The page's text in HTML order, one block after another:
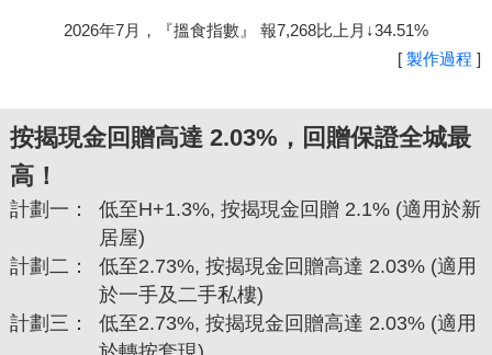
2026年7月，『搵食指數』 報7,268比上月↓34.51%
[ 製作過程 ]
按揭現金回贈高達 2.03%，回贈保證全城最
高！
計劃一：
低至H+1.3%, 按揭現金回贈 2.1% (適用於新
居屋)
計劃二：
低至2.73%, 按揭現金回贈高達 2.03% (適用
於一手及二手私樓)
計劃三：
低至2.73%, 按揭現金回贈高達 2.03% (適用